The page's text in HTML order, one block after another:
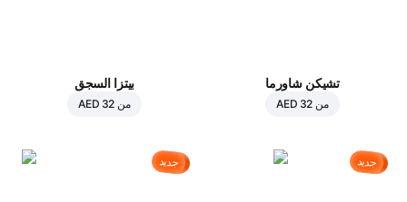
تشيكن شاورما
من AED 32
بيتزا السجق
من AED 32
جديد جديد